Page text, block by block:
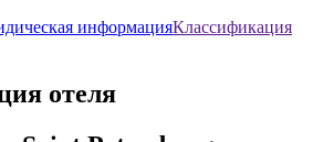
информацияКлассификация
отеля